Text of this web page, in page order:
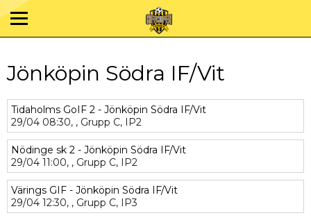
Jönköpin Södra IF/Vit
Tidaholms GoIF 2 - Jönköpin Södra IF/Vit
29/04 08:30, , Grupp C, IP2
Nödinge sk 2 - Jönköpin Södra IF/Vit
29/04 11:00, , Grupp C, IP2
Värings GIF - Jönköpin Södra IF/Vit
29/04 12:30, , Grupp C, IP3